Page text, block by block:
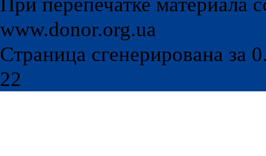
При перепечатке материала
www.donor.org.ua
Страница сгенерирована за
22